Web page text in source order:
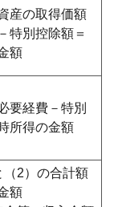
産の取得価額
特別控除額＝
額
要経費－特別
所得の金額
（2）の合計額
額